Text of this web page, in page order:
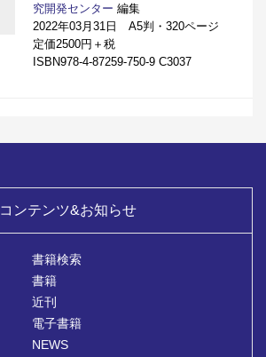
究開発センター 編集
2022年03月31日 A5判・320ページ
定価2500円＋税
ISBN978-4-87259-750-9 C3037
コンテンツ&お知らせ
書籍検索
書籍
近刊
電子書籍
NEWS